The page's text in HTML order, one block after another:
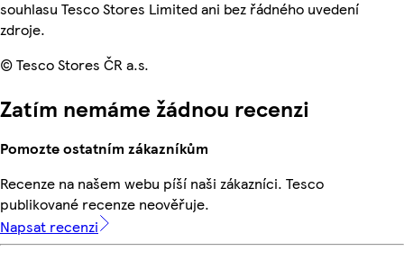
souhlasu Tesco Stores Limited ani bez řádného uvedení
zdroje.
© Tesco Stores ČR a.s.
Zatím nemáme žádnou recenzi
Pomozte ostatním zákazníkům
Recenze na našem webu píší naši zákazníci. Tesco
publikované recenze neověřuje.
Napsat recenzi